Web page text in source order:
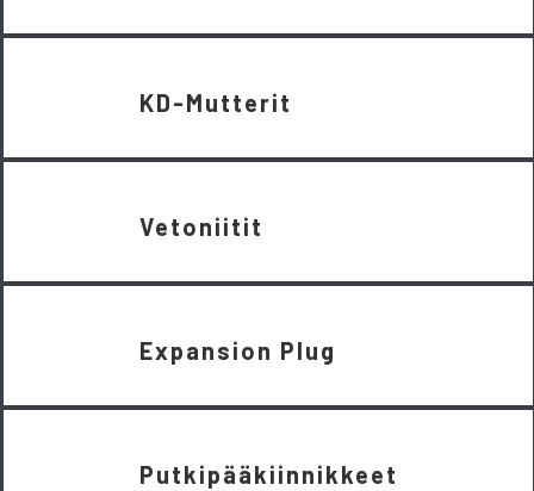
KD-Mutterit
Vetoniitit
Expansion Plug
Putkipääkiinnikkeet